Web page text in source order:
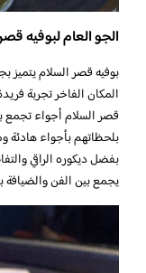
الجو العام لبوفيه
بوفيه قصر السلام يتميز
المكان الفاخر تجربة
قصر السلام أجواء تجمع
بلحظاتهم بأجواء هادئة
بفضل ديكوره الراقي
يجمع بين الفن والضيافة